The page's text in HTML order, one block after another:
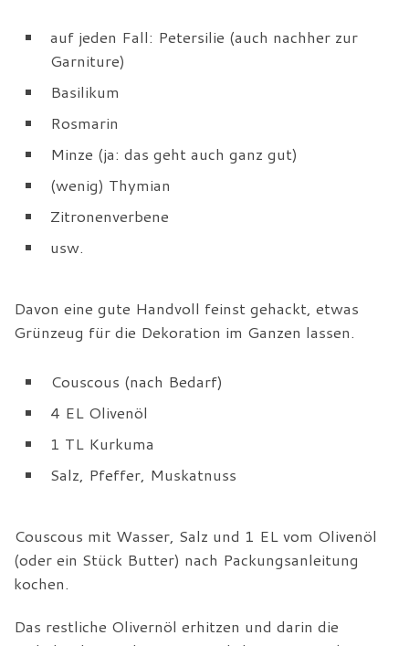
auf jeden Fall: Petersilie (auch nachher zur
Garniture)
Basilikum
Rosmarin
Minze (ja: das geht auch ganz gut)
(wenig) Thymian
Zitronenverbene
usw.
Davon eine gute Handvoll feinst gehackt, etwas
Grünzeug für die Dekoration im Ganzen lassen.
Couscous (nach Bedarf)
4 EL Olivenöl
1 TL Kurkuma
Salz, Pfeffer, Muskatnuss
Couscous mit Wasser, Salz und 1 EL vom Olivenöl
(oder ein Stück Butter) nach Packungsanleitung
kochen.
Das restliche Olivernöl erhitzen und darin die